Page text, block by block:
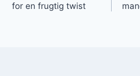
for en frugtig twist